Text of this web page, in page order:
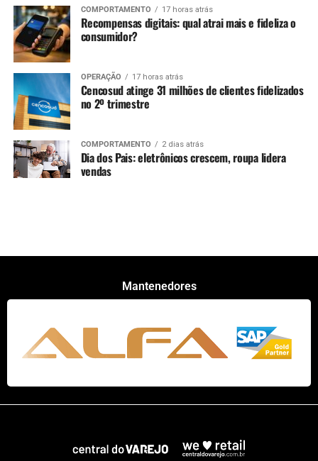
COMPORTAMENTO 17 horas atrás
Recompensas digitais: qual atrai mais e fideliza o
consumidor?
OPERAÇÃO 17 horas atrás
Cencosud atinge 31 milhões de clientes fidelizados
no 2º trimestre
COMPORTAMENTO 2 dias atrás
Dia dos Pais: eletrônicos crescem, roupa lidera
vendas
Mantenedores